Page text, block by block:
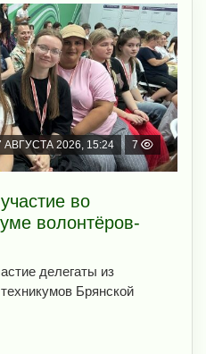
АВГУСТА 2026, 15:24 7
во
волонтёров-
делегаты из
Брянской